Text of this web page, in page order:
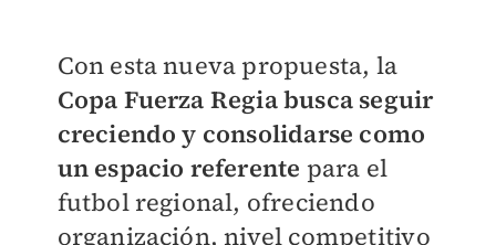
Con esta nueva propuesta, la
Copa Fuerza Regia busca seguir
creciendo y consolidarse como
un espacio referente para el
futbol regional, ofreciendo
organización, nivel competitivo